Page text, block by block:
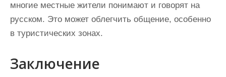
многие местные жители понимают и говорят на
русском. Это может облегчить общение, особенно
в туристических зонах.
Заключение